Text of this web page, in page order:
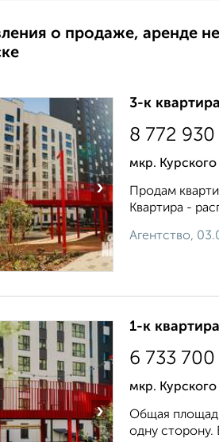
о продаже, аренде
›
3-к
8 772 930
мкр.
Продам
Квартира -
Агентство,
›
1-к
6 733 700
мкр.
Общая
одну сторону.